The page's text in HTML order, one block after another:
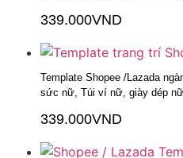
339.000VND
Template Shopee /Lazada
sức nữ, Túi ví nữ, giày dép
339.000VND